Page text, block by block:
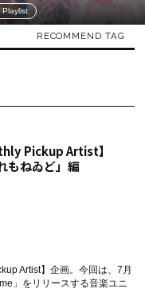
Playlist
RECOMMEND TAG
Pickup Artist】
もねゐど」編
Artist】企画。今回は、7月
」をリリースする音楽ユニ